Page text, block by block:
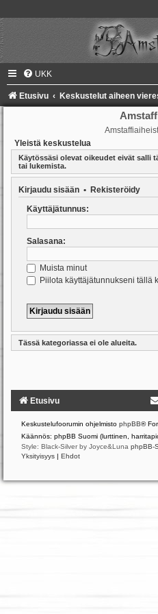
UKK
Etusivu Keskustelut aiheen
Yleistä keskustelua
Käytössäsi olevat oikeudet eivät salli
tai lukemista.
Kirjaudu sisään • Rekisteröidy
Käyttäjätunnus:
Salasana:
Muista minut
Piilota käyttäjätunnukseni tällä
Tässä kategoriassa ei ole alueita.
Etusivu
Keskustelufoorumin ohjelmisto phpBB®
Käännös: phpBB Suomi (lurttinen,
Style: Black-Silver by Joyce&Luna phpBB-
Yksityisyys | Ehdot